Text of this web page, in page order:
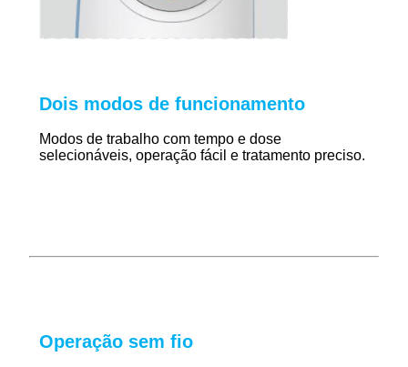
Dois modos de funcionamento
Modos de trabalho com tempo e dose
selecionáveis, operação fácil e tratamento preciso.
Operação sem fio